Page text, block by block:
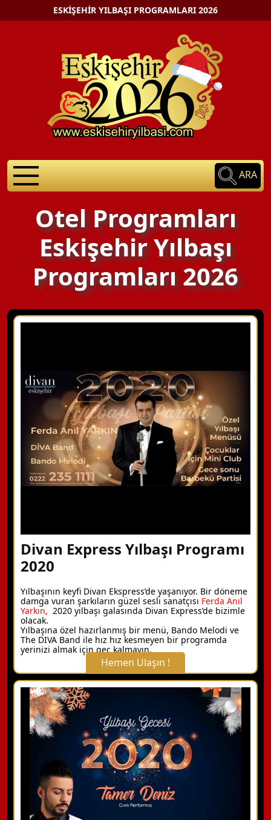
ESKIŞEHIR YILBAŞI PROGRAMLARI 2026
ARA
Otel Programları
Eskişehir Yılbaşı
Programları 2026
Divan Express Yılbaşı Programı
2020
Yılbaşının keyfi Divan Ekspress’de yaşanıyor. Bir döneme
damga vuran şarkıların güzel sesli sanatçısı Ferda Anıl
Yarkın, 2020 yılbaşı galasında Divan Express’de bizimle
olacak.
Yılbaşına özel hazırlanmış bir menü, Bando Melodi ve
The DIVA Band ile hız hız kesmeyen bir programda
yerinizi almak için geç kalmayın.
Hemen Ulaşın !
X Kapat
WhatsApp ile Bilgi Alın
Hemen Arayın
Detaylı Bilgi Alın